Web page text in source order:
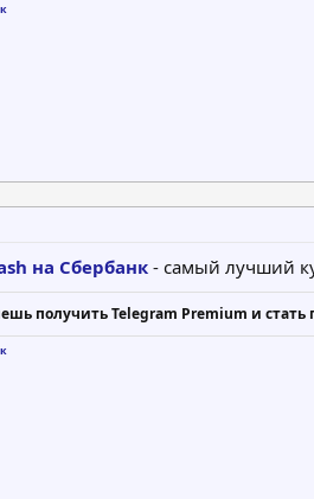
на Сбербанк- самый лучший
получить Telegram Premium и стать